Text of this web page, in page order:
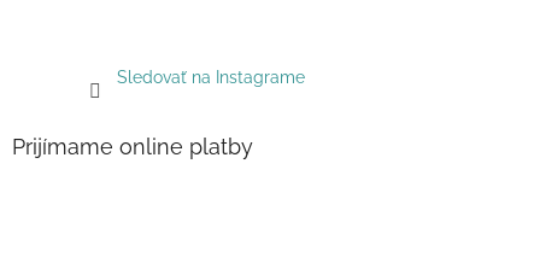
Sledovať na Instagrame
Prijímame online platby